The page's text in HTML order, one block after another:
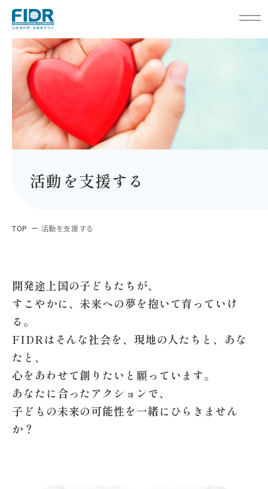
活動を支援する
TOP 活動を支援する
開発途上国の子どもたちが、
すこやかに、未来への夢を抱いて育っていけ
る。
FIDRはそんな社会を、現地の人たちと、あな
たと、
心をあわせて創りたいと願っています。
あなたに合ったアクションで、
子どもの未来の可能性を一緒にひらきません
か？